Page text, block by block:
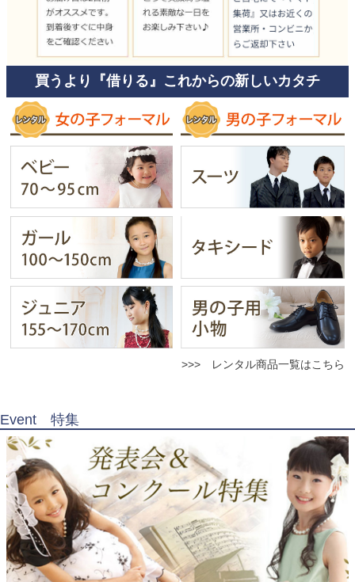
買うより『借りる』これからの新しいカタチ
>>> レンタル商品一覧はこちら
Event 特集